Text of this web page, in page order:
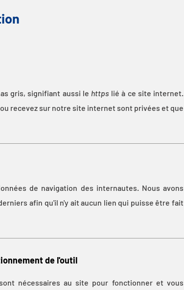
gris, signifiant aussi le httpslié à ce site internet.
recevez sur notre site internet sont privées et que
de navigation des internautes. Nous avons
afin qu'il n'y ait aucun lien qui puisse être fait
de l'outil
nécessaires au site pour fonctionner et vous